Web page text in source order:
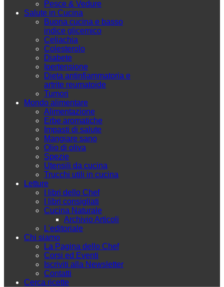
Pesce & Vedure
Salute in Cucina
Buona cucina e basso
indice glicemico
Celiachia
Colesterolo
Diabete
Ipertensione
Dieta antinfiammatoria e
artrite reumatoide
Tumori
Mondo alimentare
Alimentazione
Erbe aromatiche
Impasti di salute
Mangiare sano
Olio di oliva
Spezie
Utensili da cucina
Trucchi utili in cucina
Letture
I libri dello Chef
I libri consigliati
Cucina Naturale
Archivio Articoli
L'editoriale
Chi siamo
La Pagina dello Chef
Corsi ed Eventi
Iscriviti alla Newsletter
Contatti
Cerca ricette